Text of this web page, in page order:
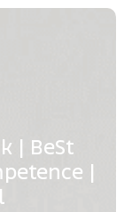
| BeSt
|